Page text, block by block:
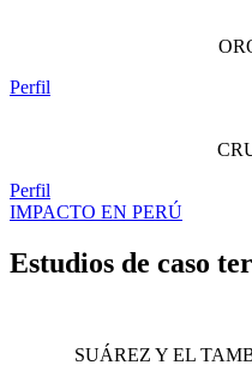
Perfil
Perfil
IMPACTO EN PERÚ
Estudios de caso
SUÁREZ Y EL